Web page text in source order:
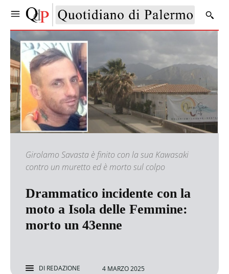
Girolamo Savasta è finito con la sua Kawasaki
contro un muretto ed è morto sul colpo
Drammatico incidente con la
moto a Isola delle Femmine:
morto un 43enne
DI REDAZIONE 4 MARZO 2025